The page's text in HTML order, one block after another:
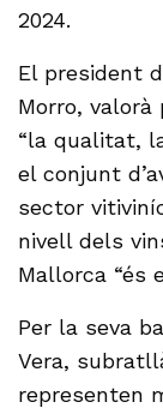
2024.
El president
Morro,
“la qualitat,
el conjunt
sector
nivell dels
Mallorca “és
Per la seva
Vera,
representen